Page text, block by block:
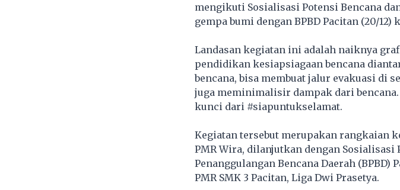
mengikuti Sosialisasi Potensi Bencana
gempa bumi dengan BPBD Pacitan (20/12)
Landasan kegiatan ini adalah naiknya
pendidikan kesiapsiagaan bencana
bencana, bisa membuat jalur evakuasi di
juga meminimalisir dampak dari
kunci dari #siapuntukselamat.
Kegiatan tersebut merupakan rangkaian
PMR Wira, dilanjutkan dengan Sosialisasi
Penanggulangan Bencana Daerah
PMR SMK 3 Pacitan, Liga Dwi Prasetya.